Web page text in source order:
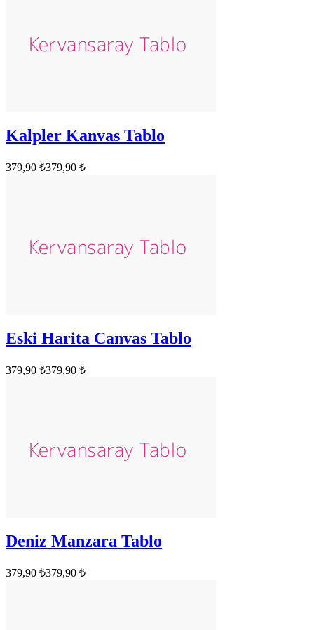
Kalpler Kanvas Tablo
379,90 ₺379,90 ₺
Eski Harita Canvas Tablo
379,90 ₺379,90 ₺
Deniz Manzara Tablo
379,90 ₺379,90 ₺